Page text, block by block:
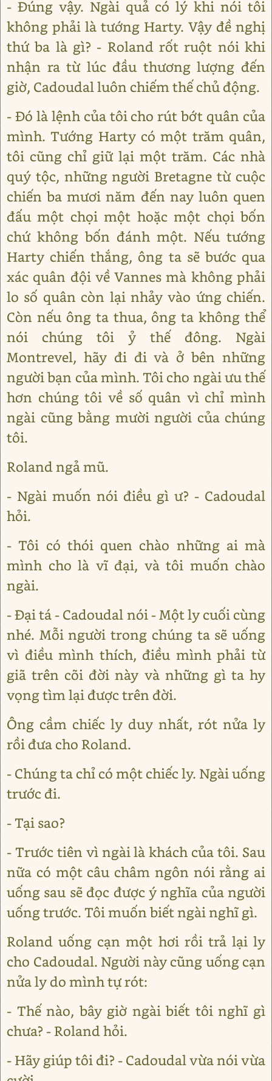
- Đúng vậy. Ngài quả có lý khi nói tôi
không phải là tướng Harty. Vậy đề nghị
thứ ba là gì? - Roland rốt ruột nói khi
nhận ra từ lúc đầu thương lượng đến
giờ, Cadoudal luôn chiếm thế chủ động.
- Đó là lệnh của tôi cho rút bớt quân của
mình. Tướng Harty có một trăm quân,
tôi cũng chỉ giữ lại một trăm. Các nhà
quý tộc, những người Bretagne từ cuộc
chiến ba mươi năm đến nay luôn quen
đấu một chọi một hoặc một chọi bốn
chứ không bốn đánh một. Nếu tướng
Harty chiến thắng, ông ta sẽ bước qua
xác quân đội về Vannes mà không phải
lo số quân còn lại nhảy vào ứng chiến.
Còn nếu ông ta thua, ông ta không thể
nói chúng tôi ỷ thế đông. Ngài
Montrevel, hãy đi đi và ở bên những
người bạn của mình. Tôi cho ngài ưu thế
hơn chúng tôi về số quân vì chỉ mình
ngài cũng bằng mười người của chúng
tôi.
Roland ngả mũ.
- Ngài muốn nói điều gì ư? - Cadoudal
hỏi.
- Tôi có thói quen chào những ai mà
mình cho là vĩ đại, và tôi muốn chào
ngài.
- Đại tá - Cadoudal nói - Một ly cuối cùng
nhé. Mỗi người trong chúng ta sẽ uống
vì điều mình thích, điều mình phải từ
giã trên cõi đời này và những gì ta hy
vọng tìm lại được trên đời.
Ông cầm chiếc ly duy nhất, rót nửa ly
rồi đưa cho Roland.
- Chúng ta chỉ có một chiếc ly. Ngài uống
trước đi.
- Tại sao?
- Trước tiên vì ngài là khách của tôi. Sau
nữa có một câu châm ngôn nói rằng ai
uống sau sẽ đọc được ý nghĩa của người
uống trước. Tôi muốn biết ngài nghĩ gì.
Roland uống cạn một hơi rồi trả lại ly
cho Cadoudal. Người này cũng uống cạn
nửa ly do mình tự rót:
- Thế nào, bây giờ ngài biết tôi nghĩ gì
chưa? - Roland hỏi.
- Hãy giúp tôi đi? - Cadoudal vừa nói vừa